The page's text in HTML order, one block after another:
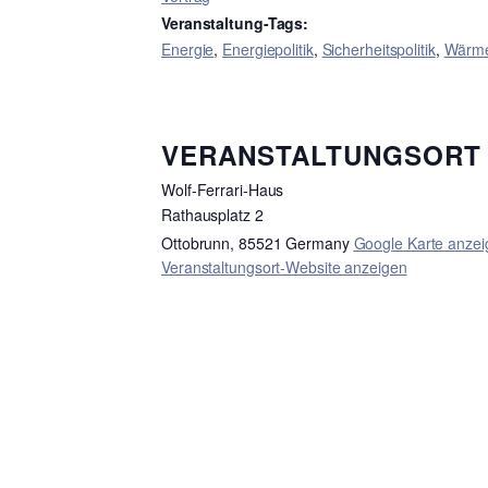
Veranstaltung-Tags:
Energie, Energiepolitik, Sicherheitspolitik,
VERANSTALTUNGSORT
Wolf-Ferrari-Haus
Rathausplatz 2
Ottobrunn, 85521 Germany Google Karte
Veranstaltungsort-Website anzeigen